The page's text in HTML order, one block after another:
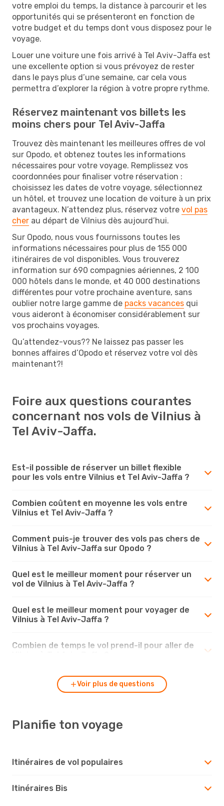
votre emploi du temps, la distance à parcourir et les
opportunités qui se présenteront en fonction de
votre budget et du temps dont vous disposez pour le
voyage.
Louer une voiture une fois arrivé à Tel Aviv-Jaffa est
une excellente option si vous prévoyez de rester
dans le pays plus d’une semaine, car cela vous
permettra d’explorer la région à votre propre rythme.
Réservez maintenant vos billets les
moins chers pour Tel Aviv-Jaffa
Trouvez dès maintenant les meilleures offres de vol
sur Opodo, et obtenez toutes les informations
nécessaires pour votre voyage. Remplissez vos
coordonnées pour finaliser votre réservation :
choisissez les dates de votre voyage, sélectionnez
un hôtel, et trouvez une location de voiture à un prix
avantageux. N’attendez plus, réservez votre vol pas
cher au départ de Vilnius dès aujourd’hui.
Sur Opodo, nous vous fournissons toutes les
informations nécessaires pour plus de 155 000
itinéraires de vol disponibles. Vous trouverez
information sur 690 compagnies aériennes, 2 100
000 hôtels dans le monde, et 40 000 destinations
différentes pour votre prochaine aventure, sans
oublier notre large gamme de packs vacances qui
vous aideront à économiser considérablement sur
vos prochains voyages.
Qu’attendez-vous?? Ne laissez pas passer les
bonnes affaires d’Opodo et réservez votre vol dès
maintenant?!
Foire aux questions courantes
concernant nos vols de Vilnius à
Tel Aviv-Jaffa.
Est-il possible de réserver un billet flexible
pour les vols entre Vilnius et Tel Aviv-Jaffa ?
Combien coûtent en moyenne les vols entre
Vilnius et Tel Aviv-Jaffa ?
Comment puis-je trouver des vols pas chers de
Vilnius à Tel Aviv-Jaffa sur Opodo ?
Quel est le meilleur moment pour réserver un
vol de Vilnius à Tel Aviv-Jaffa ?
Quel est le meilleur moment pour voyager de
Vilnius à Tel Aviv-Jaffa ?
Combien de temps le vol prend-il pour aller de
Voir plus de questions
Planifie ton voyage
Itinéraires de vol populaires
Itinéraires Bis